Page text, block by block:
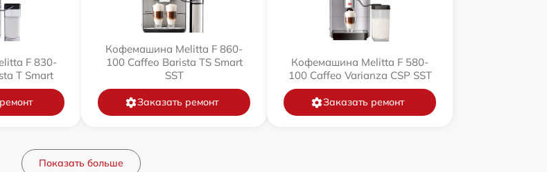
F 830-
T Smart
Кофемашина Melitta F 860-
100 Caffeo Barista TS Smart
SST
Заказать ремонт
Кофемашина Melitta F 580-
100 Caffeo Varianza CSP SST
Заказать ремонт
Показать больше